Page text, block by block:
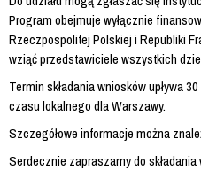
Program obejmuje wyłącznie
Rzeczpospolitej Polskiej i Republiki
wziąć przedstawiciele wszystkich
Termin składania wniosków upływa
czasu lokalnego dla Warszawy.
Szczegółowe informacje można
Serdecznie zapraszamy do składania